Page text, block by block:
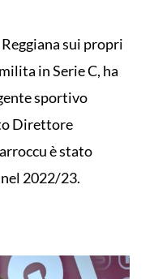
sui propri
in Serie C, ha
sportivo
Direttore
è stato
2022/23.